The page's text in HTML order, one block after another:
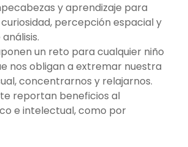
y aprendizaje para
percepción espacial y
un reto para cualquier niño
nos obligan a extremar nuestra
concentrarnos y relajarnos.
reportan beneficios al
e intelectual, como por